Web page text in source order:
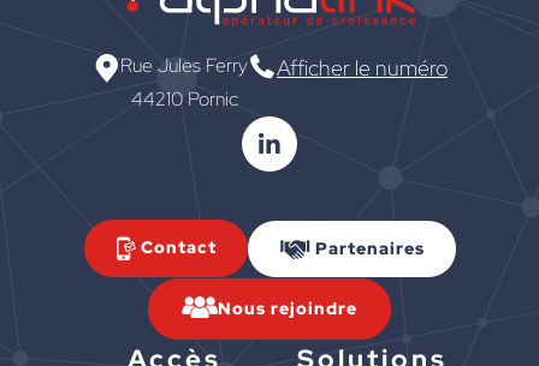
Rue Jules Ferry
44210 Pornic
Afficher le numéro
Contact Partenaires
Nous rejoindre